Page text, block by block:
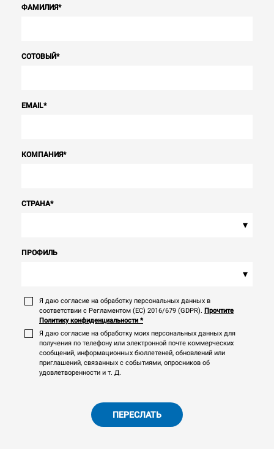
ФАМИЛИЯ*
СОТОВЫЙ*
EMAIL*
КОМПАНИЯ*
СТРАНА*
▾
ПРОФИЛЬ
▾
Я даю согласие на обработку персональных данных в
соответствии с Регламентом (ЕС) 2016/679 (GDPR). Прочтите
Политику конфиденциальности *
Я даю согласие на обработку моих персональных данных для
получения по телефону или электронной почте коммерческих
сообщений, информационных бюллетеней, обновлений или
приглашений, связанных с событиями, опросников об
удовлетворенности и т. Д.
ПЕРЕСЛАТЬ